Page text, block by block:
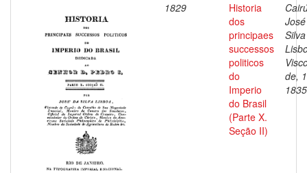
1829
Historia
dos
principaes
successos
politicos
do
Imperio
do Brasil
(Parte X.
Seção II)
Silva
de,
1835